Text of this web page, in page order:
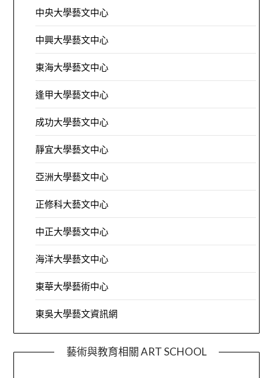
中央大學藝文中心
中興大學藝文中心
東海大學藝文中心
逢甲大學藝文中心
成功大學藝文中心
靜宜大學藝文中心
亞洲大學藝文中心
正修科大藝文中心
中正大學藝文中心
海洋大學藝文中心
東華大學藝術中心
東吳大學藝文資訊網
藝術與教育相關 ART SCHOOL